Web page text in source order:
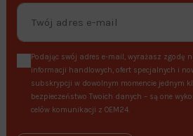
Podając swój adres e-mail, wyrażasz zgodę
informacji handlowych, ofert specjalnych i
subskrypcji w dowolnym momencie jednym
bezpieczeństwo Twoich danych – są one
celów komunikacji z OEM24.